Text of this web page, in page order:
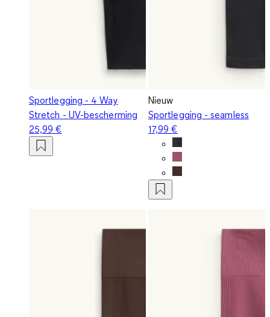
Sportlegging - 4 Way
Stretch - UV-bescherming
25,99 €
Nieuw
Sportlegging - seamless
17,99 €